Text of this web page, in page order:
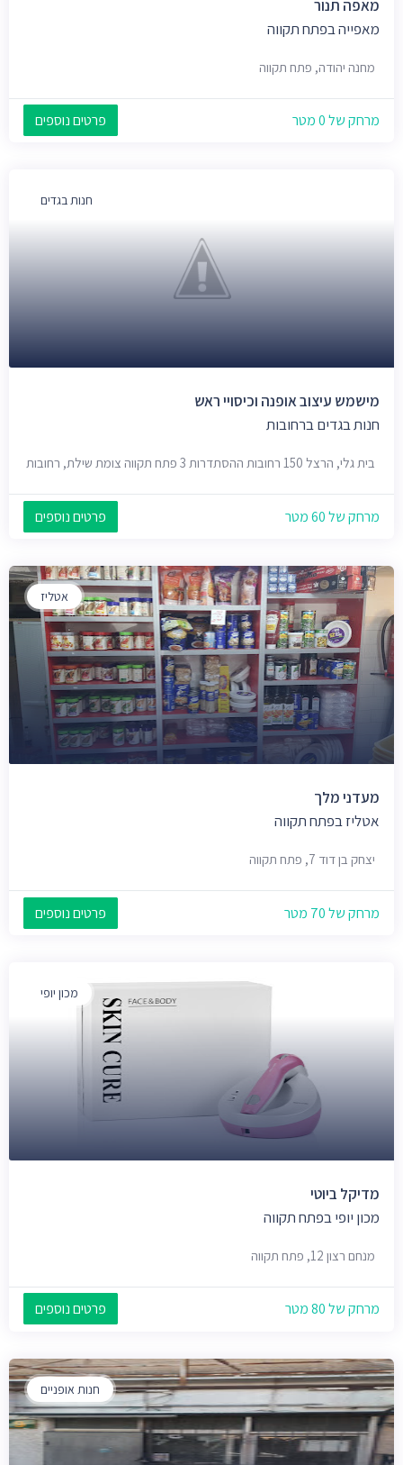
מאפה תנור
מאפייה בפתח תקווה
מחנה יהודה, פתח תקווה
מרחק של 0 מטר פרטים נוספים
חנות בגדים
מישמש עיצוב אופנה וכיסויי ראש
חנות בגדים ברחובות
בית גלי, הרצל 150 רחובות ההסתדרות 3 פתח תקווה צומת שילת, רחובות
מרחק של 60 מטר פרטים נוספים
אטליז
מעדני מלך
אטליז בפתח תקווה
יצחק בן דוד 7, פתח תקווה
מרחק של 70 מטר פרטים נוספים
מכון יופי
מדיקל ביוטי
מכון יופי בפתח תקווה
מנחם רצון 12, פתח תקווה
מרחק של 80 מטר פרטים נוספים
חנות אופניים